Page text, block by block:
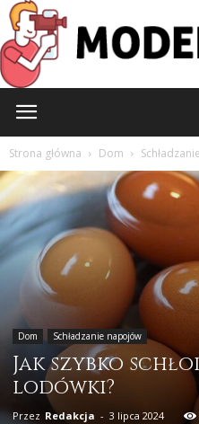
Strona główna Dom
Dom Schładzanie napojów
Jak szybko
lodówki?
Przez Redakcja - 3 lipca 2024